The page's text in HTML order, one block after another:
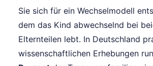
Sie sich für ein Wechselmodell
dem das Kind abwechselnd bei
Elternteilen lebt. In Deutschland
wissenschaftlichen Erhebungen